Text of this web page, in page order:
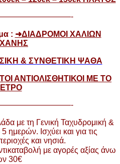
: ➜ΔΙΑΔΡΟΜΟΙ ΧΑΛΙΩΝ
& ΣΥΝΘΕΤΙΚΗ ΨΑΘΑ
ΑΝΤΙΟΛΙΣΘΗΤΙΚΟΙ ΜΕ ΤΟ
με τη Γενική Ταχυδρομική &
ημερών. Ισχύει και για τις
και νησιά.
με αγορές αξίας άνω
30€